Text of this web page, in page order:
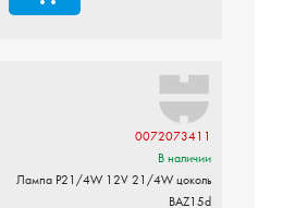
0072073411
В наличии
Лампа P21/4W 12V 21/4W цоколь
BAZ15d